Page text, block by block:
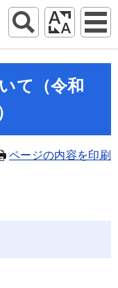
て（令和
ページの内容を印刷